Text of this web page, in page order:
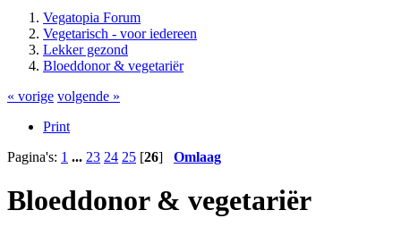
Vegatopia Forum
Vegetarisch - voor iedereen
Lekker gezond
Bloeddonor & vegetariër
« vorige volgende »
Print
Pagina's: 1 ... 23 24 25 [26] Omlaag
Bloeddonor & vegetariër